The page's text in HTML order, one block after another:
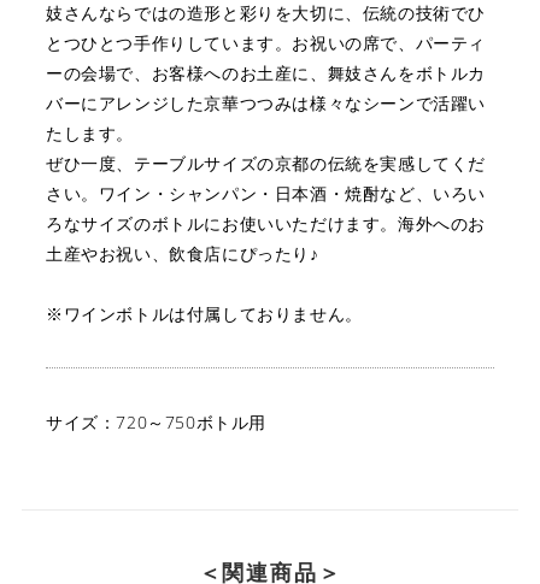
妓さんならではの造形と彩りを大切に、 伝統の技術でひ
とつひとつ手作りしています。 お祝いの席で、パーティ
ーの会場で、お客様へのお土産に、 舞妓さんをボトルカ
バーにアレンジした京華つつみは様々なシーンで活躍い
たします。
ぜひ一度、テーブルサイズの京都の伝統を実感してくだ
さい。 ワイン・シャンパン・日本酒・焼酎など、いろい
ろなサイズのボトルにお使いいただけます。 海外へのお
土産やお祝い、飲食店にぴったり♪
※ワインボトルは付属しておりません。
サイズ：720～750ボトル用
＜関連商品＞